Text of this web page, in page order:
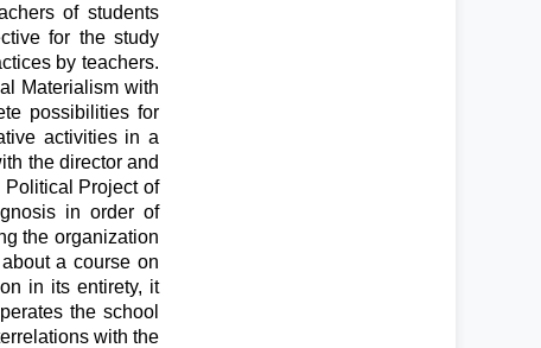
of students
for the study
by teachers.
Materialism with
possibilities for
activities in a
the director and
Project of
in order of
the organization
a course on
in its entirety, it
the school
with the